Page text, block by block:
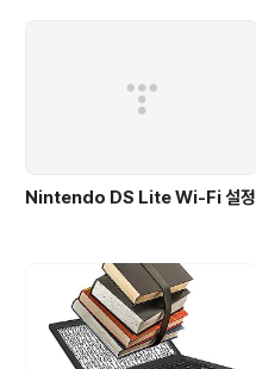
Nintendo DS Lite Wi-Fi 설정